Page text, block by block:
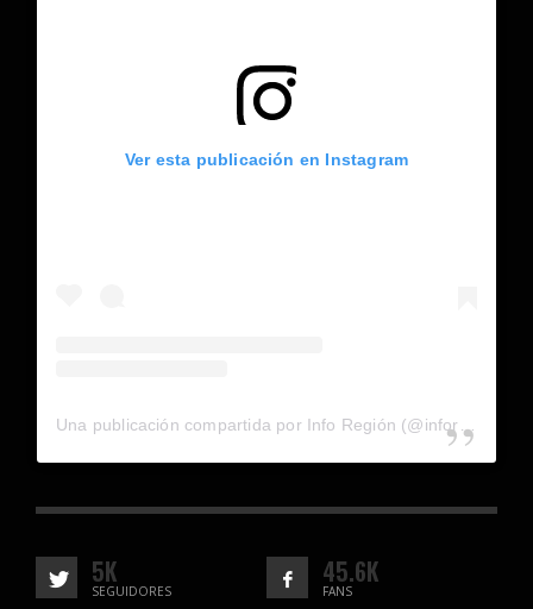
Ver esta publicación en Instagram
Una publicación compartida por Info Región (@inforegion_redes)
5K
SEGUIDORES
45.6K
FANS